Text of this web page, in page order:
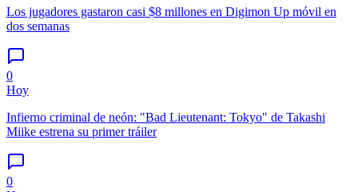
Los jugadores gastaron casi $8 millones en Digimon Up móvil en
dos semanas
0
Hoy
Infierno criminal de neón: "Bad Lieutenant: Tokyo" de Takashi
Miike estrena su primer tráiler
0